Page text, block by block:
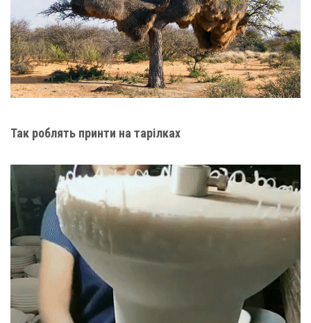
Так роблять принти на тарілках